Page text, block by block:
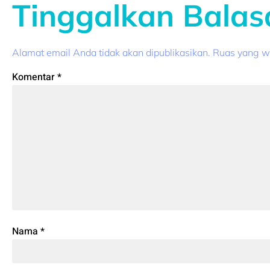
Tinggalkan
Alamat email Anda tidak akan dipublikasikan. Ruas yang
Komentar*
Nama *